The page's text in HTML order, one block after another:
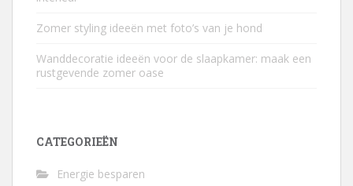
Zomer styling ideeën met foto’s van je hond
Wanddecoratie ideeën voor de slaapkamer: maak een
rustgevende zomer oase
CATEGORIEËN
Energie besparen